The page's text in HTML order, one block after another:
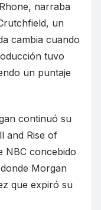
narraba
un
cambia cuando
tuvo
un puntaje
continuó su
and Rise of
NBC concebido
Morgan
que expiró su